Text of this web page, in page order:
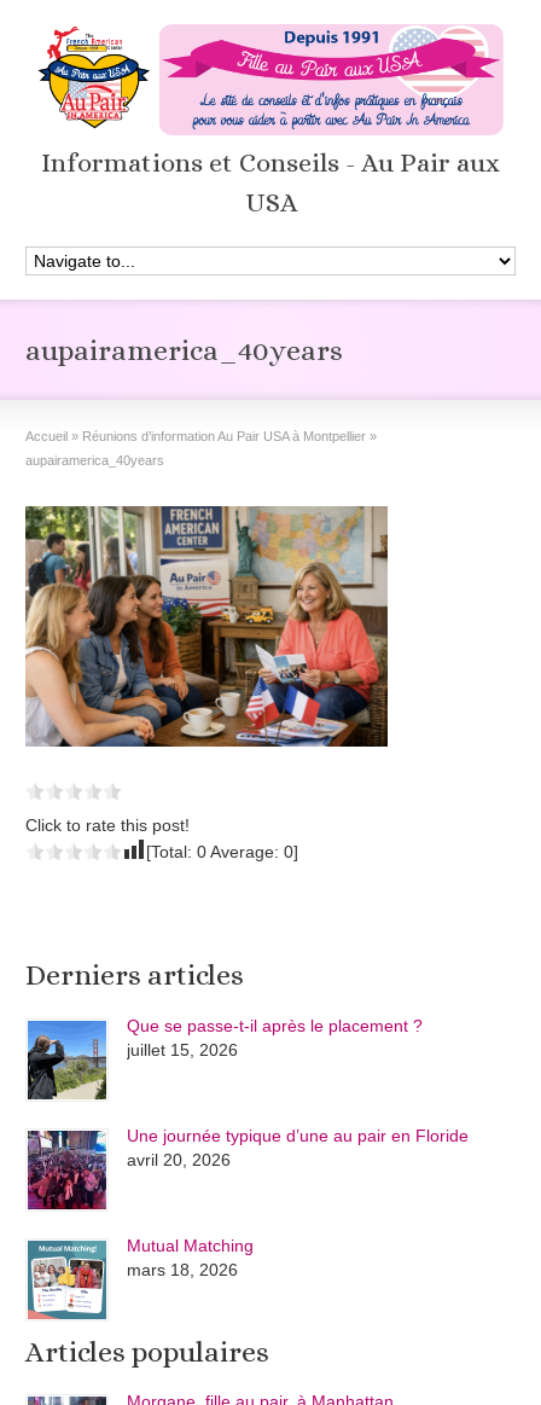
Informations et Conseils - Au Pair aux
USA
aupairamerica_40years
Accueil » Réunions d’information Au Pair USA à Montpellier »
aupairamerica_40years
Click to rate this post!
[Total:0Average:0]
Derniers articles
Que se passe-t-il après le placement ?
juillet 15, 2026
Une journée typique d’une au pair en Floride
avril 20, 2026
Mutual Matching
mars 18, 2026
Articles populaires